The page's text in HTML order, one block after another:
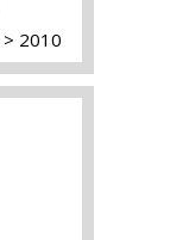
2010